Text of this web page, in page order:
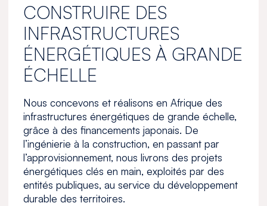
CONSTRUIRE DES
INFRASTRUCTURES
ÉNERGÉTIQUES À GRANDE
ÉCHELLE
Nous concevons et réalisons en Afrique des
infrastructures énergétiques de grande échelle,
grâce à des financements japonais. De
l’ingénierie à la construction, en passant par
l’approvisionnement, nous livrons des projets
énergétiques clés en main, exploités par des
entités publiques, au service du développement
durable des territoires.